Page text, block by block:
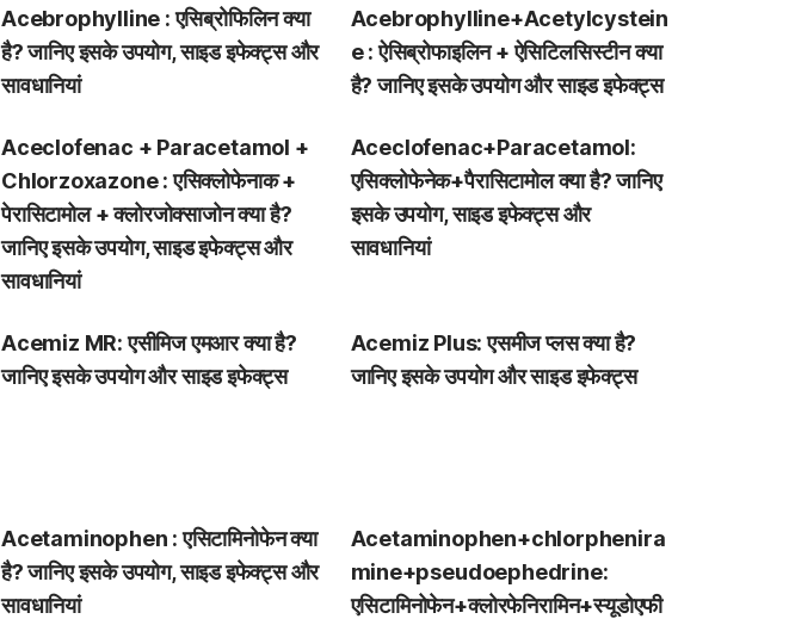
Acebrophylline : एसिब्रोफिलिन क्या
है? जानिए इसके उपयोग, साइड इफेक्ट्स और
सावधानियां
Acebrophylline+Acetylcystein
e : ऐसिब्रोफाइलिन + ऐसिटिलसिस्टीन क्या
है? जानिए इसके उपयोग और साइड इफेक्ट्स
Aceclofenac + Paracetamol +
Chlorzoxazone : एसिक्लोफेनाक +
पेरासिटामोल + क्लोरजोक्साजोन क्या है?
जानिए इसके उपयोग, साइड इफेक्ट्स और
सावधानियां
Aceclofenac+Paracetamol:
एसिक्लोफेनेक+पैरासिटामोल क्या है? जानिए
इसके उपयोग, साइड इफेक्ट्स और
सावधानियां
Acemiz MR: एसीमिज एमआर क्या है?
जानिए इसके उपयोग और साइड इफेक्ट्स
Acemiz Plus: एसमीज प्लस क्या है?
जानिए इसके उपयोग और साइड इफेक्ट्स
Acetaminophen : एसिटामिनोफेन क्या
है? जानिए इसके उपयोग, साइड इफेक्ट्स और
सावधानियां
Acetaminophen+chlorphenira
mine+pseudoephedrine:
एसिटामिनोफेन+क्लोरफेनिरामिन+स्यूडोएफी